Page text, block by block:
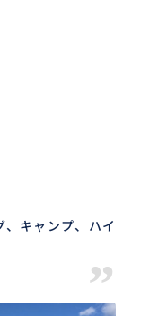
キャンプ、ハイ
”